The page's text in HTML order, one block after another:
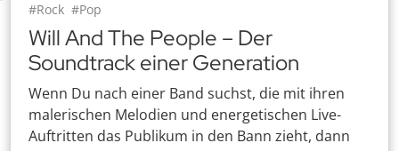
#Rock #Pop
Will And The People – Der
Soundtrack einer Generation
Wenn Du nach einer Band suchst, die mit ihren
malerischen Melodien und energetischen Live-
Auftritten das Publikum in den Bann zieht, dann